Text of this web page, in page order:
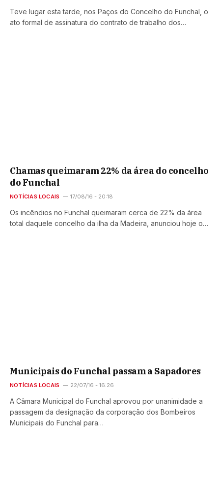
Teve lugar esta tarde, nos Paços do Concelho do Funchal, o
ato formal de assinatura do contrato de trabalho dos…
Chamas queimaram 22% da área do concelho
do Funchal
NOTÍCIAS LOCAIS 17/08/16 - 20:18
Os incêndios no Funchal queimaram cerca de 22% da área
total daquele concelho da ilha da Madeira, anunciou hoje o…
Municipais do Funchal passam a Sapadores
NOTÍCIAS LOCAIS 22/07/16 - 16:26
A Câmara Municipal do Funchal aprovou por unanimidade a
passagem da designação da corporação dos Bombeiros
Municipais do Funchal para…